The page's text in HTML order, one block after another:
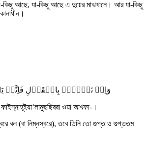
কিছু আছে, যা-কিছু আছে এ দুয়ের মাঝখানে। আর যা-কিছু
وَاِنۡ تَجۡہَرۡ بِالۡقَوۡلِ فَاِنَّہٗ
ওয়া আখফা-।
বল (বা নিম্নস্বরে), তবে তিনি তো গুপ্ত ও গুপ্ততম